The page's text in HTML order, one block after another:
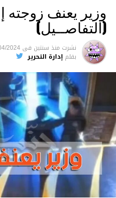
وزير يعنف
(التفاصــيل)
نشرت منذ سنتين فى 2024
بقلم إدارة التحرير